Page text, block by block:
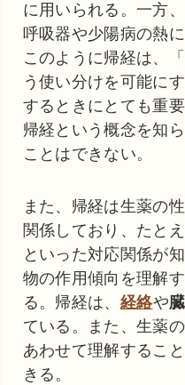
に用いられる。一方
呼吸器や少陽病の熱に
このように帰経は、
う使い分けを可能に
するときにとても重
帰経という概念を知
ことはできない。
また、帰経は生薬の
関係しており、たと
といった対応関係が
物の作用傾向を理解
る。帰経は、 経絡や
ている。また、生薬
あわせて理解するこ
きる。